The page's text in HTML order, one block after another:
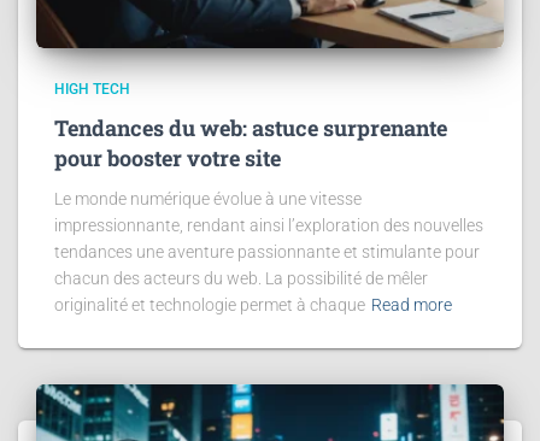
HIGH TECH
Tendances du web: astuce surprenante
pour booster votre site
Le monde numérique évolue à une vitesse
impressionnante, rendant ainsi l’exploration des nouvelles
tendances une aventure passionnante et stimulante pour
chacun des acteurs du web. La possibilité de mêler
originalité et technologie permet à chaque Read more